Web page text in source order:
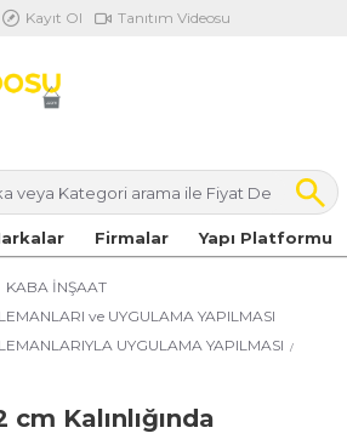
Kayıt Ol Tanıtım Videosu
Firmalar Yapı Platformu
KABA İNŞAAT
ve UYGULAMA YAPILMASI
UYGULAMA YAPILMASI
cm Kalınlığında